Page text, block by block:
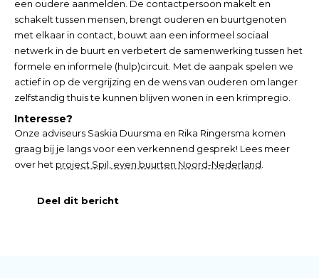
een oudere aanmelden. De contactpersoon makelt en
schakelt tussen mensen, brengt ouderen en buurtgenoten
met elkaar in contact, bouwt aan een informeel sociaal
netwerk in de buurt en verbetert de samenwerking tussen het
formele en informele (hulp)circuit. Met de aanpak spelen we
actief in op de vergrijzing en de wens van ouderen om langer
zelfstandig thuis te kunnen blijven wonen in een krimpregio.
Interesse?
Onze adviseurs Saskia Duursma en Rika Ringersma komen
graag bij je langs voor een verkennend gesprek! Lees meer
over het project Spil, even buurten Noord-Nederland
Deel dit bericht